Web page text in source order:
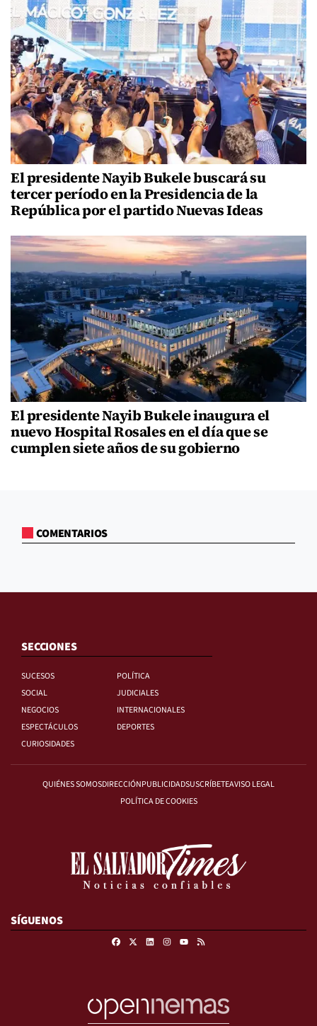
El presidente Nayib Bukele buscará su
tercer período en la Presidencia de la
República por el partido Nuevas Ideas
El presidente Nayib Bukele inaugura el
nuevo Hospital Rosales en el día que se
cumplen siete años de su gobierno
COMENTARIOS
SECCIONES
SUCESOS
POLÍTICA
SOCIAL
JUDICIALES
NEGOCIOS
INTERNACIONALES
ESPECTÁCULOS
DEPORTES
CURIOSIDADES
QUIÉNES SOMOSDIRECCIÓNPUBLICIDADSUSCRÍBETEAVISO LEGAL
POLÍTICA DE COOKIES
SÍGUENOS
FacebookLinkedinInstagram